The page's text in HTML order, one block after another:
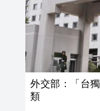
外交部：「台
類